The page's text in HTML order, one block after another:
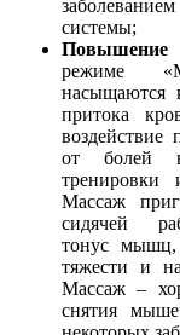
системы;
режиме
насыщаются
притока
воздействие
от болей
тренировки
Массаж
сидячей
тонус мышц,
тяжести и
Массаж –
снятия